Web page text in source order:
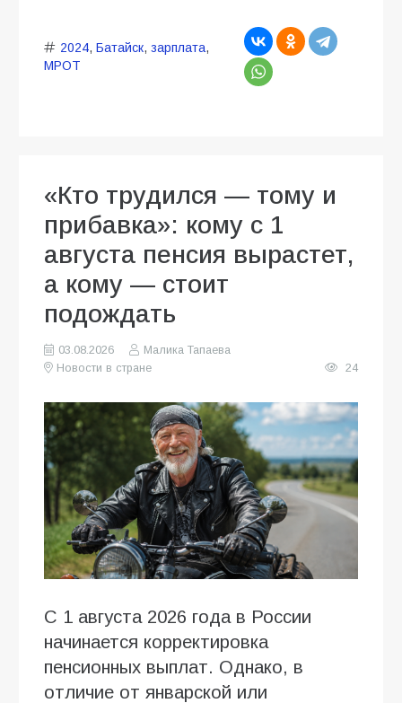
2024, Батайск, зарплата,
МРОТ
«Кто трудился — тому и
прибавка»: кому с 1
августа пенсия вырастет,
а кому — стоит
подождать
03.08.2026
Малика Тапаева
Новости в стране
24
С 1 августа 2026 года в России
начинается корректировка
пенсионных выплат. Однако, в
отличие от январской или